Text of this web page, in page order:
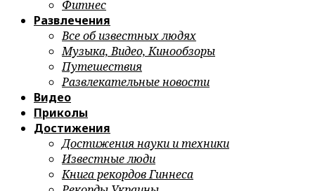
Фитнес
Развлечения
Все об известных людях
Музыка, Видео, Кинообзоры
Путешествия
Развлекательные новости
Видео
Приколы
Достижения
Достижения науки и техники
Известные люди
Книга рекордов Гиннеса